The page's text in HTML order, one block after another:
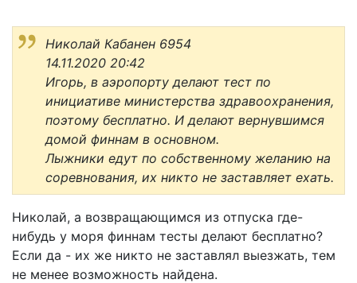
Николай Кабанен 6954
14.11.2020 20:42
Игорь, в аэропорту делают тест по
инициативе министерства здравоохранения,
поэтому бесплатно. И делают вернувшимся
домой финнам в основном.
Лыжники едут по собственному желанию на
соревнования, их никто не заставляет ехать.
Николай, а возвращающимся из отпуска где-
нибудь у моря финнам тесты делают бесплатно?
Если да - их же никто не заставлял выезжать, тем
не менее возможность найдена.